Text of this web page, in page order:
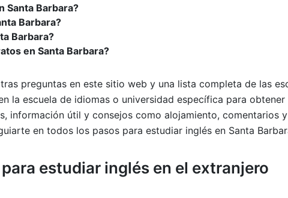
Santa Barbara?
Barbara?
Barbara?
en Santa Barbara?
preguntas en este sitio web y una lista completa de las
la escuela de idiomas o universidad específica para
información útil y consejos como alojamiento, comentarios
en todos los pasos para estudiar inglés en Santa
estudiar inglés en el extranjero